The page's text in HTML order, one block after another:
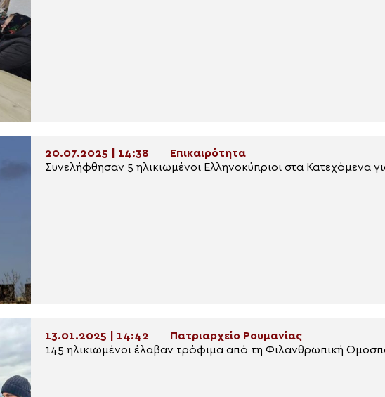
20.07.2025 | 14:38
Επικαιρότητα
Συνελήφθησαν 5 ηλικιωμένοι Ελληνοκύπριοι στα Κατεχόμενα
13.01.2025 | 14:42
Πατριαρχείο Ρουμανίας
145 ηλικιωμένοι έλαβαν τρόφιμα από τη Φιλανθρωπική